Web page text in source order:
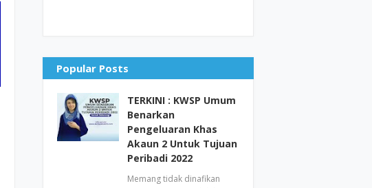
Popular Posts
TERKINI : KWSP Umum
Benarkan
Pengeluaran Khas
Akaun 2 Untuk Tujuan
Peribadi 2022
Memang tidak dinafikan